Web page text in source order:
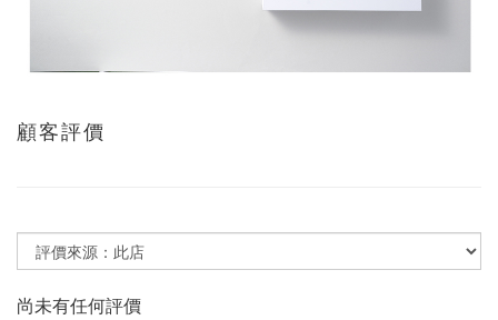
顧客評價
尚未有任何評價